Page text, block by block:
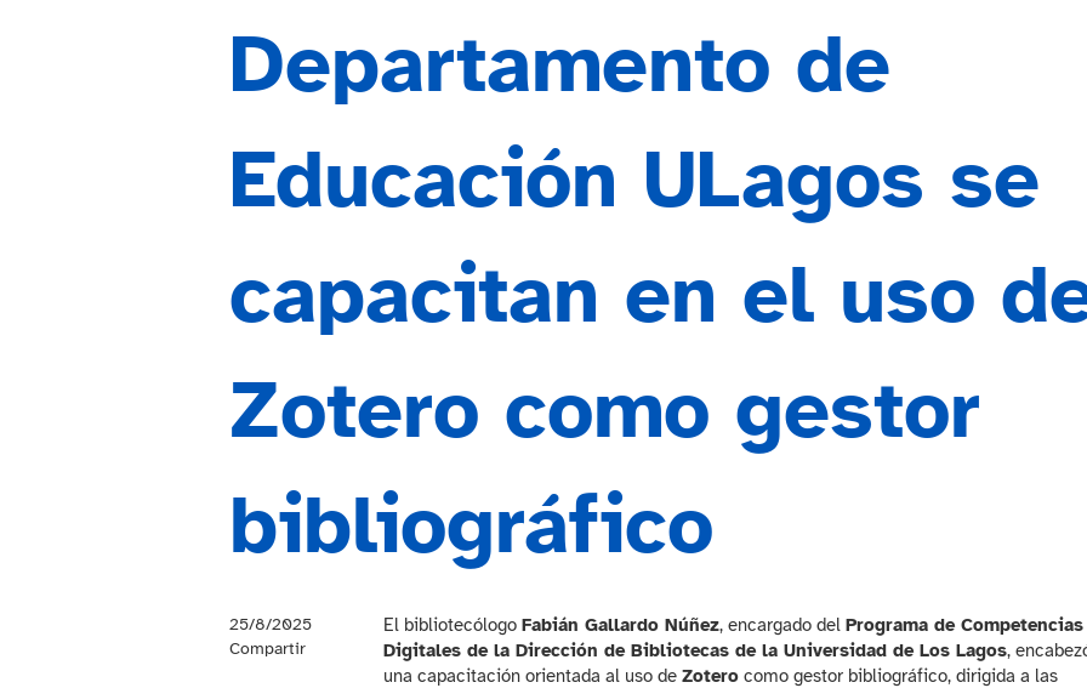
Departamento de
Educación ULagos se
capacitan en el uso
Zotero como gestor
bibliográfico
25/8/2025
Compartir
El bibliotecólogo Fabián Gallardo Núñez, encargado del Programa de Competencias
Digitales de la Dirección de Bibliotecas de la Universidad de Los Lagos,
una capacitación orientada al uso de Zoterocomo gestor bibliográfico, dirigida a las